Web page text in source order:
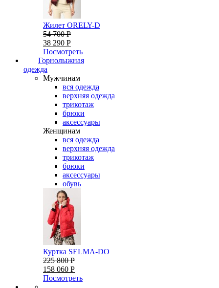
Жилет ORELY-D
54 700 Р
38 290 Р
Посмотреть
Горнолыжная
одежда
Мужчинам
вся одежда
верхняя одежда
трикотаж
брюки
аксессуары
Женщинам
вся одежда
верхняя одежда
трикотаж
брюки
аксессуары
обувь
Куртка SELMA-DO
225 800 Р
158 060 Р
Посмотреть